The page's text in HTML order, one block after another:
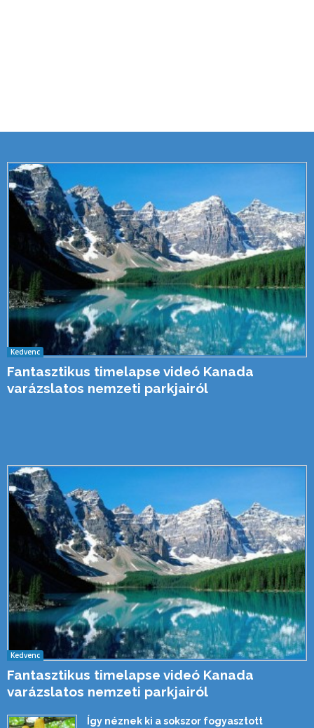
Kedvenc
Fantasztikus timelapse videó Kanada
varázslatos nemzeti parkjairól
Kedvenc
Fantasztikus timelapse videó Kanada
varázslatos nemzeti parkjairól
Így néznek ki a sokszor fogyasztott